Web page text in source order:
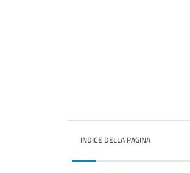
INDICE DELLA PAGINA